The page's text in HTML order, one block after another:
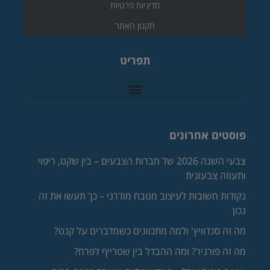
מדיניות פרטיות
תקנון האתר
תפריט
פוסטים אחרונים
צבעי השנה 2026 של חברות הצבעים – בין שקט, ריפוי
ותעוזה צבעונית
נקודות חשובות לעיצוב מטבח מודרני – כך תעשו את זה
נכון
מה זה סנדוויץ' ולמה מתכוונים כשמדברים על קנט?
מה זה פורניר? ומה ההבדל בין שטרייף לפרח?